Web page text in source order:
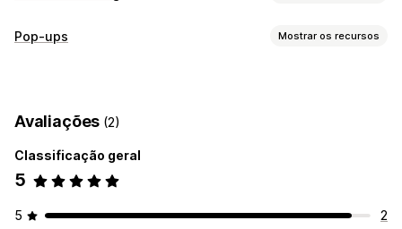
Tipos de campanhas
Gerenciamento de campanhas
Marcação com tag
Pop-ups Mostrar os recursos
Gerenciamento de pop-ups
Modelos Geração por IA
Acionadores e regras
Avaliações (2)
Classificação geral
5
5
2